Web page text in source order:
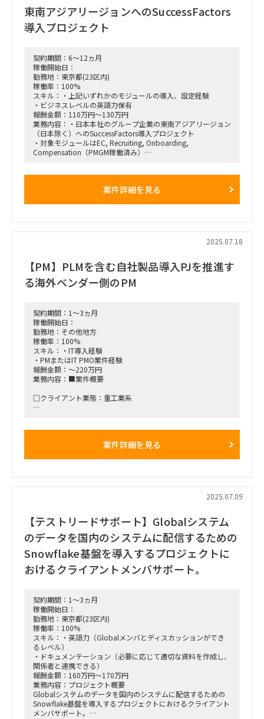
東南アジアリージョンへのSuccessFactors
導入プロジェクト
契約期間：6～12ヵ月
稼働開始日：
勤務地：東京都(23区内)
稼働率：100%
スキル：・上記いずれかのモジュールの導入、設定経験
・ビジネスレベルの英語力保有
報酬金額：110万円～130万円
業務内容：・日本本社のグループ企業の東南アジアリージョン
（日本除く）へのSuccessFactors導入プロジェクト
・対象モジュールはEC, Recruiting, Onboarding,
Compensation（PMGM稼働済み）
・EC, Recruiting, Onboarding, Compensationいずれかのメ
ンなど、付随作業（PM、アプリ全体リードのサポートあり）
・元請チームは日本人で日本語OK。クライアントは大半が非
■稼働率：100%
■稼働想定時期：2025年9月～2026年7月まで
■面談回数：1～2回
■商流：プライム→上位（ブティックファーム）→当社（ラン
サーズ）
・海外への出張があった場合の経費は実費精算とする
案件詳細を見る
2025.07.18
【PM】PLMを含む自社製品導入PJを推進す
る海外ベンダー側のPM
契約期間：1～3ヵ月
稼働開始日：
勤務地：その他地方
稼働率：100%
スキル：・IT導入経験
・PMまたはIT PMO案件経験
報酬金額：～220万円
業務内容：■案件概要
□クライアント業態：重工業系
複数案件が並行して進行中。
■稼働率：100％
■働き方/勤務場所：名古屋（伏見）常駐、週3〜4日必須
案件詳細を見る
2025.07.09
【テストリードサポート】Globalシステム
のデータを国内のシステムに配信するための
Snowflake基盤を導入するプロジェクトに
おけるクライアントメンバサポート。
契約期間：1～3ヵ月
稼働開始日：
勤務地：東京都(23区内)
稼働率：100%
スキル：・英語力（Globalメンバとディスカッションができ
るレベル）
・ドキュメンテーション（必要に応じて適切な資料を作成し、
関係者と連携できる）
報酬金額：160万円～170万円
業務内容：プロジェクト概要
Globalシステムのデータを国内のシステムに配信するための
Snowflake基盤を導入するプロジェクトにおけるクライアント
メンバサポート。